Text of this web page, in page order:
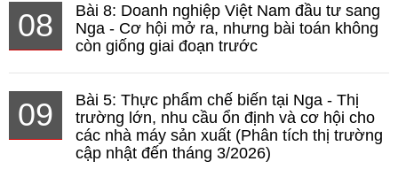
08
Bài 8: Doanh nghiệp Việt Nam đầu tư sang
Nga - Cơ hội mở ra, nhưng bài toán không
còn giống giai đoạn trước
09
Bài 5: Thực phẩm chế biến tại Nga - Thị
trường lớn, nhu cầu ổn định và cơ hội cho
các nhà máy sản xuất (Phân tích thị trường
cập nhật đến tháng 3/2026)